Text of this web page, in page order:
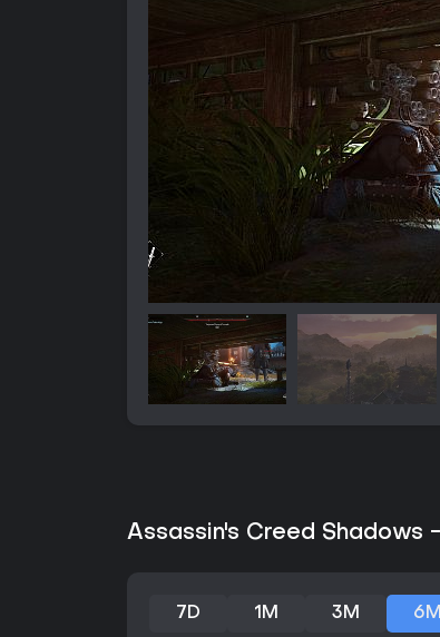
Assassin's Creed Shadows
7D 1M 3M 6M